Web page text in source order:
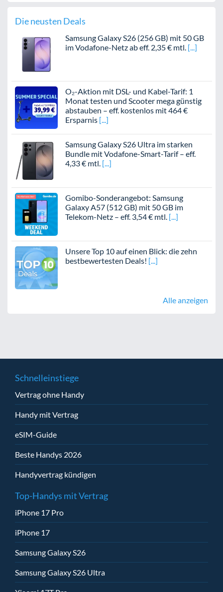
Die neusten Deals
Samsung Galaxy S26 (256 GB) mit 50 GB
im Vodafone-Netz ab eff. 2,35 € mtl.
O₂-Aktion mit DSL- und Kabel-Tarif: 1
Monat testen und Scooter mega günstig
abstauben – eff. kostenlos mit 464 €
Ersparnis
Samsung Galaxy S26 Ultra im starken
Bundle mit Vodafone-Smart-Tarif – eff.
4,33 € mtl.
Gomibo-Sonderangebot: Samsung
Galaxy A57 (512 GB) mit 50 GB im
Telekom-Netz – eff. 3,54 € mtl.
Unsere Top 10 auf einen Blick: die zehn
bestbewertesten Deals!
Alle anzeigen
Schnelleinstiege
Vertrag ohne Handy
Handy mit Vertrag
eSIM-Guide
Beste Handys 2026
Handyvertrag kündigen
Top-Handys mit Vertrag
iPhone 17 Pro
iPhone 17
Samsung Galaxy S26
Samsung Galaxy S26 Ultra